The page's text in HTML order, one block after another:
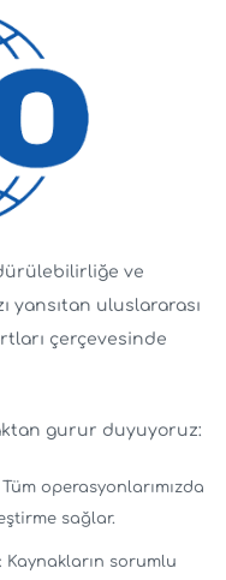
ve
yansıtan uluslararası
çerçevesinde
gurur duyuyoruz:
operasyonlarımızda
sağlar.
Kaynakların sorumlu